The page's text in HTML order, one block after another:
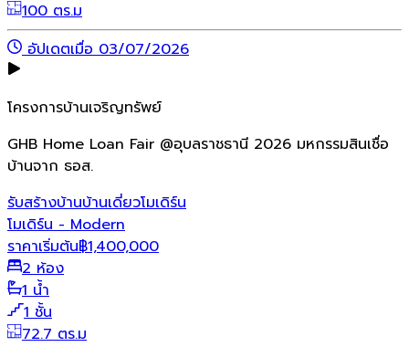
100 ตร.ม
อัปเดตเมื่อ 03/07/2026
โครงการบ้านเจริญทรัพย์
GHB Home Loan Fair @อุบลราชธานี 2026 มหกรรมสินเชื่อ
บ้านจาก ธอส.
รับสร้างบ้านบ้านเดี่ยวโมเดิร์น
โมเดิร์น - Modern
ราคาเริ่มต้น฿1,400,000
2 ห้อง
1 น้ำ
1 ชั้น
72.7 ตร.ม